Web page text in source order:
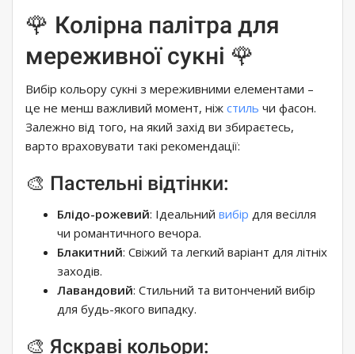
🌹 Колірна палітра для
мереживної сукні 🌹
Вибір кольору сукні з мереживними елементами –
це не менш важливий момент, ніж стиль чи фасон.
Залежно від того, на який захід ви збираєтесь,
варто враховувати такі рекомендації:
🎨 Пастельні відтінки:
Блідо-рожевий: Ідеальний вибір для весілля
чи романтичного вечора.
Блакитний: Свіжий та легкий варіант для літніх
заходів.
Лавандовий: Стильний та витончений вибір
для будь-якого випадку.
🎨 Яскраві кольори: